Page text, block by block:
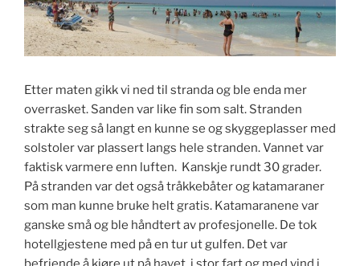
Etter maten gikk vi ned til stranda og ble enda mer
overrasket. Sanden var like fin som salt. Stranden
strakte seg så langt en kunne se og skyggeplasser med
solstoler var plassert langs hele stranden. Vannet var
faktisk varmere enn luften. Kanskje rundt 30 grader.
På stranden var det også tråkkebåter og katamaraner
som man kunne bruke helt gratis. Katamaranene var
ganske små og ble håndtert av profesjonelle. De tok
hotellgjestene med på en tur ut gulfen. Det var